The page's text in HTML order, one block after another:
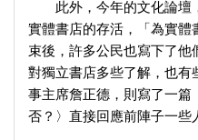
此外，今年的文化論壇
實體書店的存活，「為實
束後，許多公民也寫下了
對獨立書店多些了解，也
事主席詹正德，則寫了一
否？〉直接回應前陣子一些